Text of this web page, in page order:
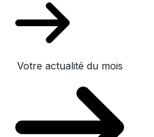
Votre actualité du mois